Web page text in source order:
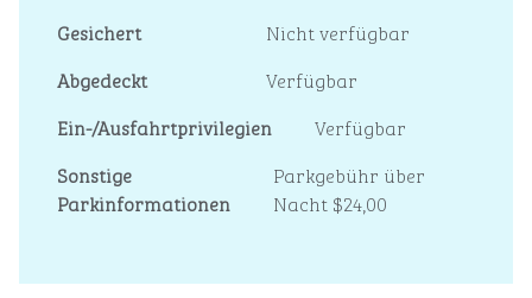
Gesichert
Nicht verfügbar
Abgedeckt
Verfügbar
Ein-/Ausfahrtprivilegien
Verfügbar
Sonstige
Parkinformationen
Parkgebühr über
Nacht $24,00